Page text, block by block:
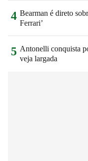
4 Bearman é direto
Ferrari’
5 Antonelli conquista
veja largada